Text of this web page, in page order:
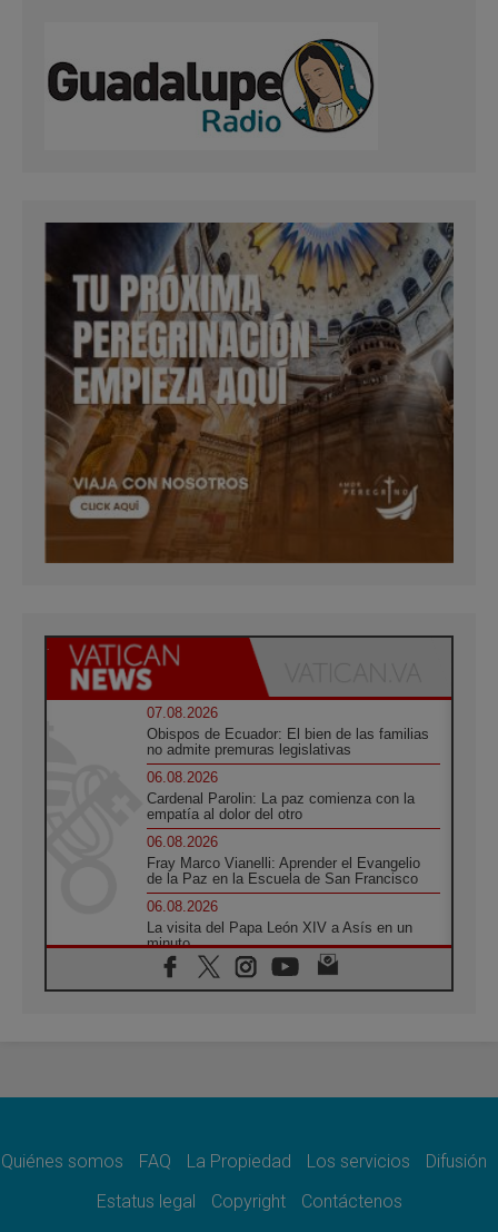
07.08.2026
Obispos de Ecuador: El bien de las familias
no admite premuras legislativas
06.08.2026
Cardenal Parolin: La paz comienza con la
empatía al dolor del otro
06.08.2026
Fray Marco Vianelli: Aprender el Evangelio
de la Paz en la Escuela de San Francisco
06.08.2026
La visita del Papa León XIV a Asís en un
minuto
06.08.2026
El agradecimiento de los jóvenes al Papa:
Comienzan "Diez Días Oración por la Paz"
Pizzaballa en Asís: los cristianos quieren
Quiénes somos FAQ La Propiedad Los servicios
Difusión
Estatus legal
Copyright Contáctenos